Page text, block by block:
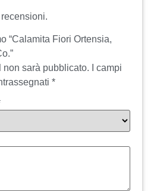
“Calamita Fiori Ortensia,
non sarà pubblicato.
I campi
*